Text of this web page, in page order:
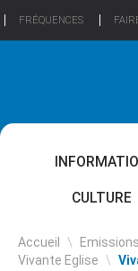
FRÉQUENCES
CULTURE
Accueil \ Emissions
Vivante Eglise \